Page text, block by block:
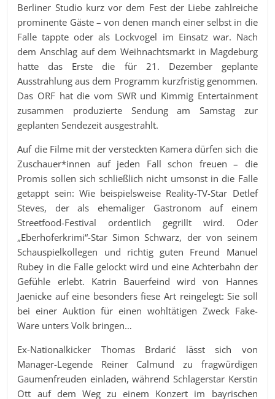
Berliner Studio kurz vor dem Fest der Liebe zahlreiche
prominente Gäste – von denen manch einer selbst in die
Falle tappte oder als Lockvogel im Einsatz war. Nach
dem Anschlag auf dem Weihnachtsmarkt in Magdeburg
hatte das Erste die für 21. Dezember geplante
Ausstrahlung aus dem Programm kurzfristig genommen.
Das ORF hat die vom SWR und Kimmig Entertainment
zusammen produzierte Sendung am Samstag zur
geplanten Sendezeit ausgestrahlt.
Auf die Filme mit der versteckten Kamera dürfen sich die
Zuschauer*innen auf jeden Fall schon freuen – die
Promis sollen sich schließlich nicht umsonst in die Falle
getappt sein: Wie beispielsweise Reality-TV-Star Detlef
Steves, der als ehemaliger Gastronom auf einem
Streetfood-Festival ordentlich gegrillt wird. Oder
„Eberhoferkrimi“-Star Simon Schwarz, der von seinem
Schauspielkollegen und richtig guten Freund Manuel
Rubey in die Falle gelockt wird und eine Achterbahn der
Gefühle erlebt. Katrin Bauerfeind wird von Hannes
Jaenicke auf eine besonders fiese Art reingelegt: Sie soll
bei einer Auktion für einen wohltätigen Zweck Fake-
Ware unters Volk bringen…
Ex-Nationalkicker Thomas Brdarić lässt sich von
Manager-Legende Reiner Calmund zu fragwürdigen
Gaumenfreuden einladen, während Schlagerstar Kerstin
Ott auf dem Weg zu einem Konzert im bayrischen